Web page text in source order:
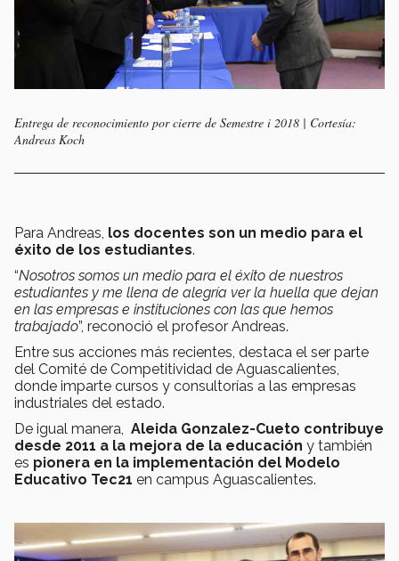
Entrega de reconocimiento por cierre de Semestre i 2018 | Cortesía:
Andreas Koch
Para Andreas, los docentes son un medio para el
éxito de los estudiantes.
“Nosotros somos un medio para el éxito de nuestros
estudiantes y me llena de alegría ver la huella que dejan
en las empresas e instituciones con las que hemos
trabajado”, reconoció el profesor Andreas.
Entre sus acciones más recientes, destaca el ser parte
del Comité de Competitividad de Aguascalientes,
donde imparte cursos y consultorías a las empresas
industriales del estado.
De igual manera, Aleida Gonzalez-Cueto contribuye
desde 2011 a la mejora de la educación y también
es pionera en la implementación del Modelo
Educativo Tec21 en campus Aguascalientes.